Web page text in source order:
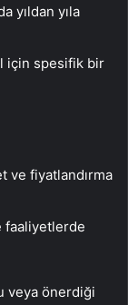
yıldan yıla
için spesifik bir
ve fiyatlandırma
faaliyetlerde
veya önerdiği